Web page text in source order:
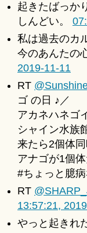
起きたばっか
しんどい。
私は過去のカ
今のあんたの
2019-11-11
RT
ゴ の日 ♪／
アカネハネゴ
シャイン水族
来たら2個体
アナゴが1個
#ちょっと臆
RT
13:57:21,
やっと起きれ